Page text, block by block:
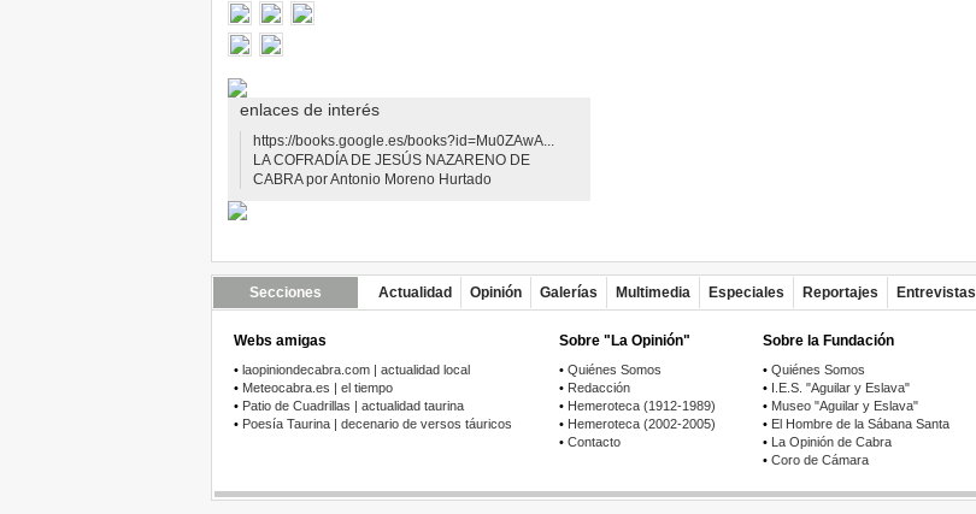
enlaces de interés
https://books.google.es/books?id=Mu0ZAwA...
LA COFRADÍA DE JESÚS NAZARENO DE
CABRA por Antonio Moreno Hurtado
Secciones Actualidad Opinión Galerías Multimedia Especiales Reportajes Entrevistas
Webs amigas
• laopiniondecabra.com | actualidad local
• Meteocabra.es | el tiempo
• Patio de Cuadrillas | actualidad taurina
• Poesía Taurina | decenario de versos táuricos
Sobre "La Opinión"
• Quiénes Somos
• Redacción
• Hemeroteca (1912-1989)
• Hemeroteca (2002-2005)
• Contacto
Sobre la Fundación
• Quiénes Somos
• I.E.S. "Aguilar y Eslava"
• Museo "Aguilar y Eslava"
• El Hombre de la Sábana Santa
• La Opinión de Cabra
• Coro de Cámara